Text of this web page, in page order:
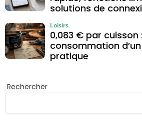
solutions de
0,083 € par cuisson
consommation
pratique
Loisirs
Rechercher